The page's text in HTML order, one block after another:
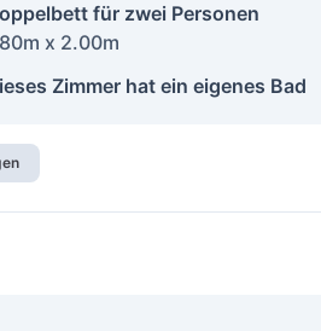
für zwei Personen
x 2.00m
Zimmer hat ein eigenes Bad